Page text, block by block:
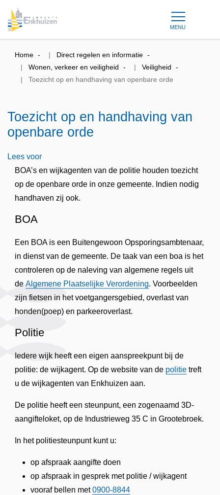
MENU
Home
Direct regelen en informatie
Wonen, verkeer en veiligheid
Veiligheid
Toezicht op en handhaving van openbare orde
Toezicht op en handhaving van
openbare orde
Lees voor
BOA’s en wijkagenten van de politie houden toezicht
op de openbare orde in onze gemeente. Indien nodig
handhaven zij ook.
BOA
Een BOA is een Buitengewoon Opsporingsambtenaar,
in dienst van de gemeente. De taak van een boa is het
controleren op de naleving van algemene regels uit
de Algemene Plaatselijke Verordening. Voorbeelden
zijn fietsen in het voetgangersgebied, overlast van
honden(poep) en parkeeroverlast.
Politie
Iedere wijk heeft een eigen aanspreekpunt bij de
politie: de wijkagent. Op de website van de politie treft
u de wijkagenten van Enkhuizen aan.
De politie heeft een steunpunt, een zogenaamd 3D-
aangifteloket, op de Industrieweg 35 C in Grootebroek.
In het politiesteunpunt kunt u:
op afspraak aangifte doen
op afspraak in gesprek met politie / wijkagent
vooraf bellen met0900-8844